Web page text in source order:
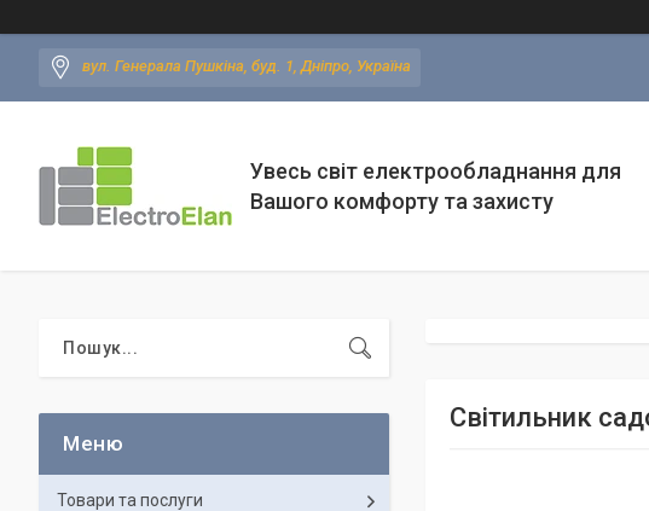
вул. Генерала Пушкіна, буд. 1, Дніпро, Україна
Увесь світ електрообладнання для
Вашого комфорту та захисту
Світильник
Товари та послуги